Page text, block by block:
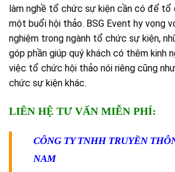
làm nghề tổ chức sự kiện cần có để tổ
một buổi hội thảo. BSG Event hy vọng
nghiệm trong ngành tổ chức sự kiện,
góp phần giúp quý khách có thêm kinh
việc tổ chức hội thảo nói riêng cũng
chức sự kiện khác.
LIÊN HỆ TƯ VẤN MIỄN PHÍ:
CÔNG TY TNHH TRUYỀN
NAM